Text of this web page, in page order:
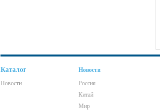
Каталог
Новости
Новости
Россия
Китай
Мир